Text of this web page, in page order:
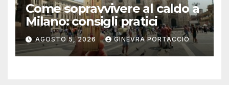
Come sopravvivere al caldo a
Milano: consigli pratici
AGOSTO 5, 2026 GINEVRA PORTACCIO